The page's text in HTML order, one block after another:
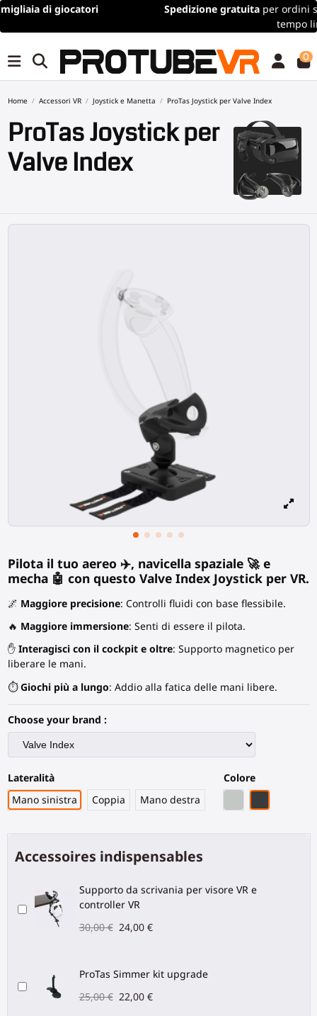
Spedizione gratuita
per ordini superiori a 100€/115$ (offerta a
0
Home Accessori VR Joystick e Manetta ProTas Joystick per Valve Index
ProTas Joystick per
Valve Index
Pilota il tuo aereo ✈️, navicella spaziale 🚀 e
mecha 🤖 con questo Valve Index Joystick per VR.
🌌 Maggiore precisione: Controlli fluidi con base flessibile.
🔥 Maggiore immersione: Senti di essere il pilota.
✋ Interagisci con il cockpit e oltre: Supporto magnetico per
liberare le mani.
⏱️Giochi più a lungo: Addio alla fatica delle mani libere.
Choose your brand :
Lateralità
Mano sinistra
Coppia Mano destra
Colore
Accessoires indispensables
Supporto da scrivania per visore VR e
controller VR
30,00 € 24,00 €
ProTas Simmer kit upgrade
25,00 € 22,00 €